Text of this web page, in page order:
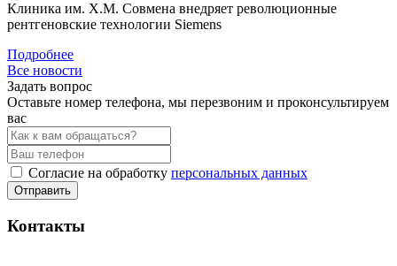
Клиника им. Х.М. Совмена внедряет революционные
рентгеновские технологии Siemens
Подробнее
Все новости
Задать вопрос
Оставьте номер телефона, мы перезвоним и проконсультируем
вас
Согласие на обработку персональных данных
Отправить
Контакты